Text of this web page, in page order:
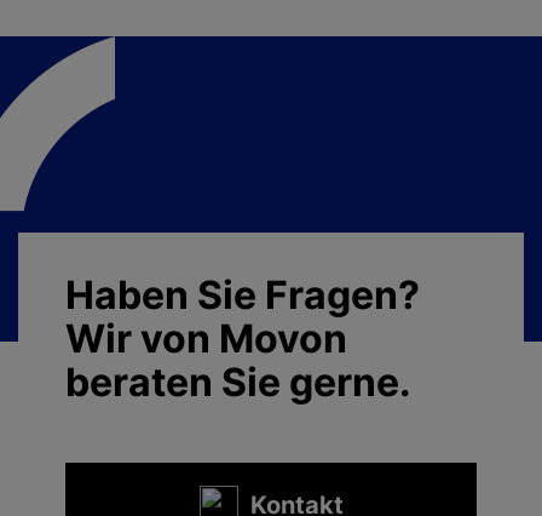
Haben Sie Fragen?
Wir von Movon
beraten Sie gerne.
Kontakt